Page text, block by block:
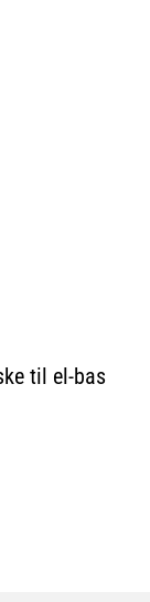
til el-bas